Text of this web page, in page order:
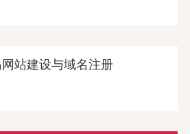
站建设与域名注册